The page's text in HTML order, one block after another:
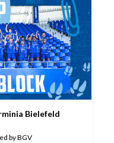
Bielefeld
by BGV